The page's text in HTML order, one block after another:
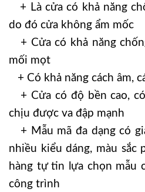
+ Là cửa có khả năng
do đó cửa không ẩm mốc
+ Cửa có khả năng
mối mọt
+ Có khả năng cách âm,
+ Cửa có độ bền cao,
chịu được va đập mạnh
+ Mẫu mã đa dạng có
nhiều kiểu dáng, màu sắc
hàng tự tin lựa chọn mẫu
công trình